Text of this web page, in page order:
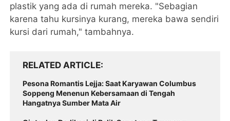
plastik yang ada di rumah mereka. "Sebagian
karena tahu kursinya kurang, mereka bawa sendiri
kursi dari rumah," tambahnya.
RELATED ARTICLE
Pesona Romantis Lejja: Saat Karyawan Columbus
Soppeng Menenun Kebersamaan di Tengah
Hangatnya Sumber Mata Air